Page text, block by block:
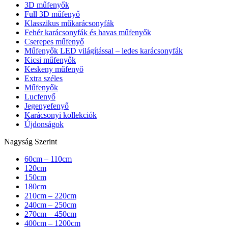
3D műfenyők
Full 3D műfenyő
Klasszikus műkarácsonyfák
Fehér karácsonyfák és havas műfenyők
Cserepes műfenyő
Műfenyők LED világítással – ledes karácsonyfák
Kicsi műfenyők
Keskeny műfenyő
Extra széles
Műfenyők
Lucfenyő
Jegenyefenyő
Karácsonyi kollekciók
Újdonságok
Nagyság Szerint
60cm – 110cm
120cm
150cm
180cm
210cm – 220cm
240cm – 250cm
270cm – 450cm
400cm – 1200cm